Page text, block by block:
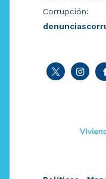
Corrupción: